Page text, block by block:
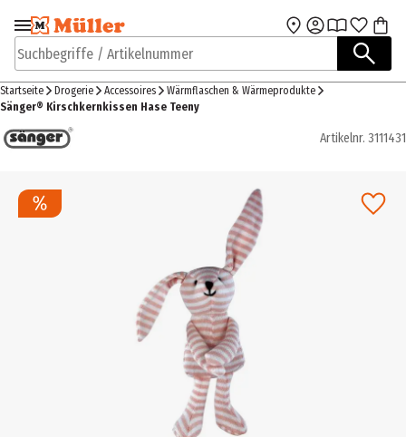
Zur Navigation
springen
Zum Hauptinhalt
Suchbegriffe / Artikelnummer
Startseite Drogerie Accessoires
Wärmflaschen & Wärmeprodukte
Sänger® Kirschkernkissen Hase Teeny
Artikelnr. 3111431